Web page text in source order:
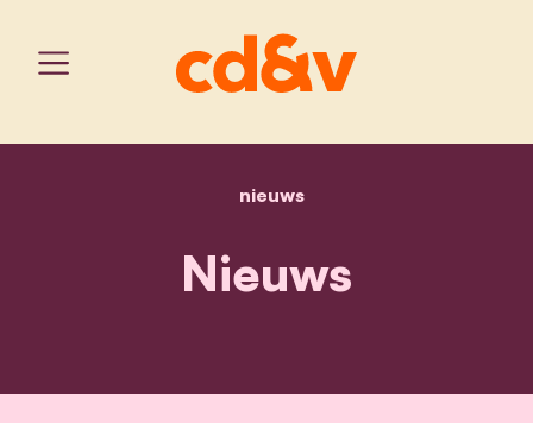
home
nieuwsnieuws
Nieuws